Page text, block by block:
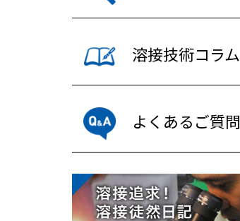
溶接技術コラム
よくあるご質問